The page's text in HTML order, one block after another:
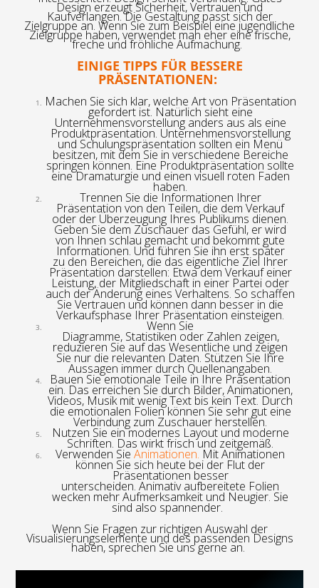
Design erzeugt Sicherheit, Vertrauen und
Kaufverlangen.Die Gestaltung passt sich der
Zielgruppe an. Wenn Siezum Beispieleine jugendliche
Zielgruppe haben,verwendet maneher eine frische,
freche und fröhliche Aufmachung.
EINIGE TIPPS FÜR BESSERE
PRÄSENTATIONEN:
Machen Sie sich klar, welche Art von Präsentation
gefordert ist. Natürlich sieht eine
Unternehmensvorstellung anders aus als eine
Produktpräsentation. Unternehmensvorstellung
und Schulungspräsentation sollten ein Menü
besitzen, mit dem Sie in verschiedene Bereiche
springen können. Eine Produktpräsentation sollte
eine Dramaturgie und einen visuell roten Faden
haben.
Trennen Sie die Informationen Ihrer
Präsentation von den Teilen, die dem Verkauf
oder der Überzeugung Ihres Publikums dienen.
Geben Sie dem Zuschauer das Gefühl, er wird
von Ihnen schlau gemacht und bekommt gute
Informationen. Und führen Sie ihn erst später
zu den Bereichen, die das eigentliche Ziel Ihrer
Präsentation darstellen: Etwa dem Verkauf einer
Leistung, der Mitgliedschaft in einer Partei oder
auch der Änderung eines Verhaltens. So schaffen
Sie Vertrauen und können dann besser in die
Verkaufsphase Ihrer Präsentation einsteigen.
Wenn Sie
Diagramme, Statistiken oder Zahlen zeigen,
reduzieren Sie auf das Wesentliche und zeigen
Sie nur die relevanten Daten. Stützen Sie Ihre
Aussagen immer durch Quellenangaben.
Bauen Sie emotionale Teile in Ihre Präsentation
ein. Das erreichen Sie durch Bilder, Animationen,
Videos, Musik mit wenig Text bis kein Text. Durch
die emotionalen Folien können Sie sehr gut eine
Verbindung zum Zuschauer herstellen.
Nutzen Sie ein modernes Layout und moderne
Schriften. Das wirkt frisch und zeitgemäß.
Verwenden Sie Animationen. Mit Animationen
können Sie sich heute bei der Flut der
Präsentationen besser
unterscheiden. Animativaufbereitete Folien
wecken mehr Aufmerksamkeit und Neugier. Sie
sind also spannender.
Wenn Sie Fragen zur richtigen Auswahl der
Visualisierungselementeund des passenden Designs
haben, sprechen Sie uns gerne an.